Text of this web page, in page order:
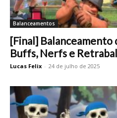
Balanceamentos
[Final]
Buffs, Nerfs e
Lucas Felix - 24 de julho de 2025